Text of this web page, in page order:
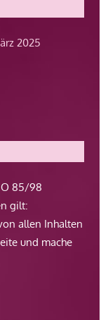
2025
O 85/98
gilt:
allen Inhalten
und mache